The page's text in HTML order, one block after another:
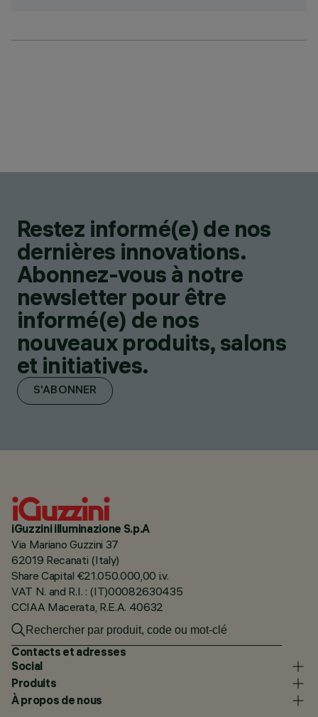
Restez informé(e) de nos
dernières innovations.
Abonnez-vous à notre
newsletter pour être
informé(e) de nos
nouveaux produits, salons
et initiatives.
S'ABONNER
iGuzzini illuminazione S.p.A
Via Mariano Guzzini 37
62019 Recanati (Italy)
Share Capital €21.050.000,00 i.v.
VAT N. and R.I. : (IT)00082630435
CCIAA Macerata, R.E.A. 40632
Contacts et adresses
Social
Produits
À propos de nous